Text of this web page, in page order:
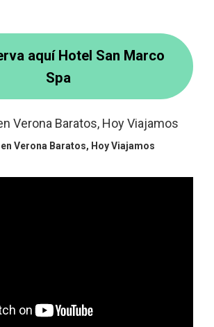
aquí Hotel San Marco
Spa
Verona Baratos, Hoy Viajamos